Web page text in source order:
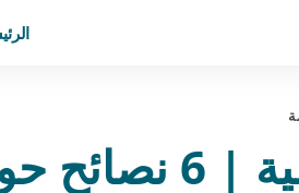
بيلة جرثومية |